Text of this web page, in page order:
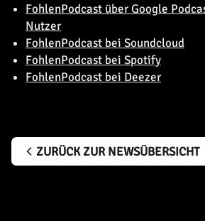
FohlenPodcast über Google
Nutzer
FohlenPodcast bei Soundcloud
FohlenPodcast bei Spotify
FohlenPodcast bei Deezer
ZURÜCK ZUR NEWSÜBERSICHT